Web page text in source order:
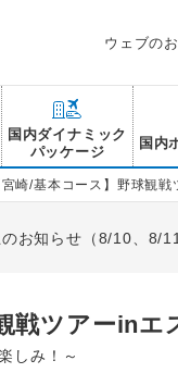
ウェブの
国内ダイナミック
パッケージ
国内
宮崎/基本コース】野球観
お知らせ（8/10、8/11
戦ツアーin
しみ！～